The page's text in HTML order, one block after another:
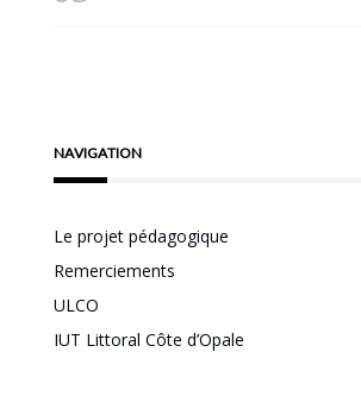
NAVIGATION
Le projet pédagogique
Remerciements
ULCO
IUT Littoral Côte d’Opale